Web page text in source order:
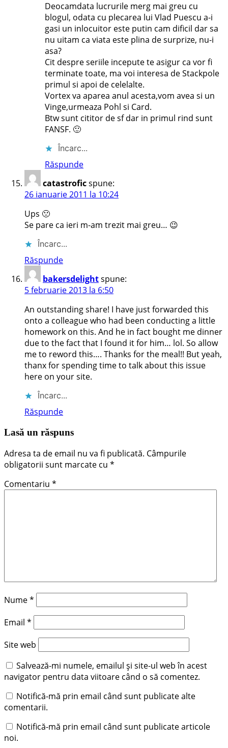
Deocamdata lucrurile merg mai greu cu
blogul, odata cu plecarea lui Vlad Puescu a-i
gasi un inlocuitor este putin cam dificil dar sa
nu uitam ca viata este plina de surprize, nu-i
asa?
Cit despre seriile incepute te asigur ca vor fi
terminate toate, ma voi interesa de Stackpole
primul si apoi de celelalte.
Vortex va aparea anul acesta,vom avea si un
Vinge,urmeaza Pohl si Card.
Btw sunt cititor de sf dar in primul rind sunt
FANSF. 🙂
Încarc...
Răspunde
catastroficspune:
26 ianuarie 2011 la 10:24
Ups 🙁
Se pare ca ieri m-am trezit mai greu… 😉
Încarc...
Răspunde
bakersdelightspune:
5 februarie 2013 la 6:50
An outstanding share! I have just forwarded this
onto a colleague who had been conducting a little
homework on this. And he in fact bought me dinner
due to the fact that I found it for him… lol. So allow
me to reword this…. Thanks for the meal!! But yeah,
thanx for spending time to talk about this issue
here on your site.
Încarc...
Răspunde
Lasă un răspuns
Adresa ta de email nu va fi publicată. Câmpurile
obligatorii sunt marcate cu *
Comentariu *
Nume*
Email *
Site web
Salvează-mi numele, emailul și site-ul web în acest
navigator pentru data viitoare când o să comentez.
Notifică-mă prin email când sunt publicate alte
comentarii.
Notifică-mă prin email când sunt publicate articole
noi.